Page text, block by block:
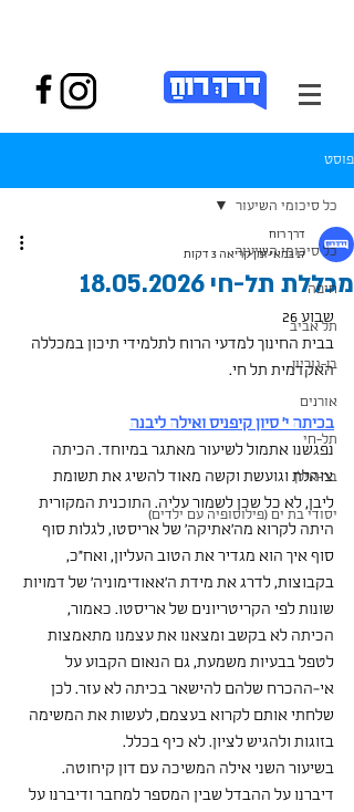
פוסט
כל סיכומי השיעור
חיפה
תל אביב
בן-גוריון
אורנים
תל-חי
בר-אילן
יסודי בת ים (פילוסופיה עם ילדים)
כל סיכומי השיעור
מכללת תל-חי 18.05.2026
דרך רוח
17 במאי
זמן קריאה 3 דקות
בבית החינוך למדעי הרוח לתלמידי תיכון במכללה
האקדמית תל חי.
בכיתה י' סיון קיפניס ואילה ליבנה
נפגשנו אתמול לשיעור מאתגר במיוחד. הכיתה
צוהלת וגועשת וקשה מאוד להשיג את תשומת
ליבן, לא כל שכן לשמור עליה. התוכנית המקורית
היתה לקרוא מה'אתיקה' של אריסטו, לגלות סוף
סוף איך הוא מגדיר את הטוב העליון, ואח"כ,
בקבוצות, לדרג את מידת ה'אאודימוניה' של דמויות
שונות לפי הקריטריונים של אריסטו. כאמור,
הכיתה לא בקשב ומצאנו את עצמנו מתאמצות
לטפל בבעיות משמעת, גם הנאום הקבוע על
אי-ההכרח שלהם להישאר בכיתה לא עזר. לכן
שלחתי אותם לקרוא בעצמם, לעשות את המשימה
בזוגות ולהגיש לציון. לא כיף בכלל.
בשיעור השני אילה המשיכה עם דון קיחוטה.
דיברנו על ההבדל שבין המספר למחבר ודיברנו על